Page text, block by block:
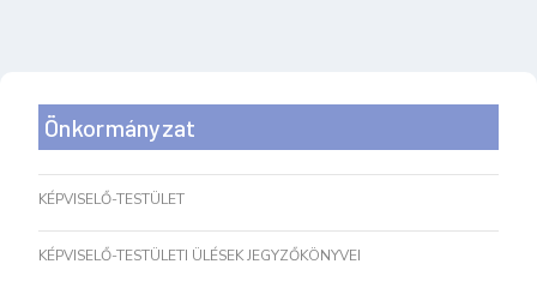
Önkormányzat
KÉPVISELŐ-TESTÜLET
KÉPVISELŐ-TESTÜLETI ÜLÉSEK JEGYZŐKÖNYVEI